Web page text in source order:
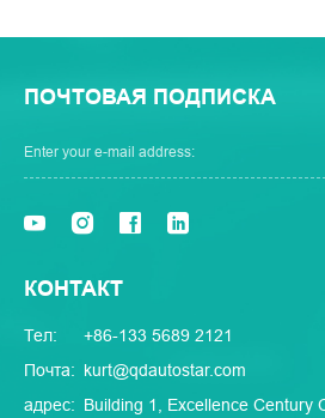
ПОЧТОВАЯ ПОДПИСКА
КОНТАКТ
Тел:
+86-133 5689 2121
Почта: kurt@qdautostar.com
адрес: Building 1, Excellence Century